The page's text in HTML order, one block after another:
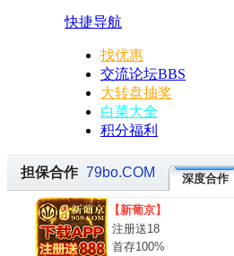
快捷导航
找优惠
交流论坛BBS
大转盘抽奖
白菜大全
积分福利